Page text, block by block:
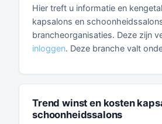
Hier treft u informatie en
kapsalons en
brancheorganisaties. Deze zijn
inloggen. Deze branche valt
Trend winst en kosten
schoonheidssalons